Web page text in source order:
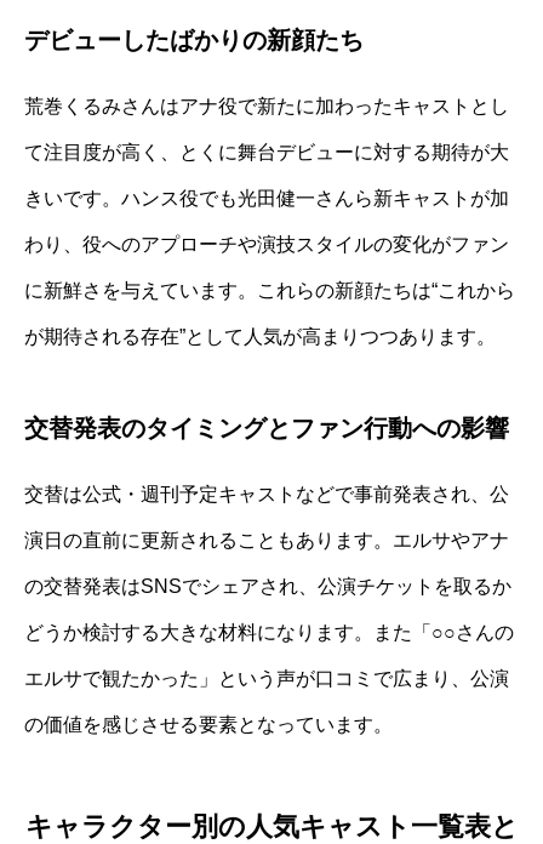
デビューしたばかりの新顔たち
荒巻くるみさんはアナ役で新たに加わったキャストとし
て注目度が高く、とくに舞台デビューに対する期待が大
きいです。ハンス役でも光田健一さんら新キャストが加
わり、役へのアプローチや演技スタイルの変化がファン
に新鮮さを与えています。これらの新顔たちは“これから
が期待される存在”として人気が高まりつつあります。
交替発表のタイミングとファン行動への影響
交替は公式・週刊予定キャストなどで事前発表され、公
演日の直前に更新されることもあります。エルサやアナ
の交替発表はSNSでシェアされ、公演チケットを取るか
どうか検討する大きな材料になります。また「○○さんの
エルサで観たかった」という声が口コミで広まり、公演
の価値を感じさせる要素となっています。
キャラクター別の人気キャスト一覧表と